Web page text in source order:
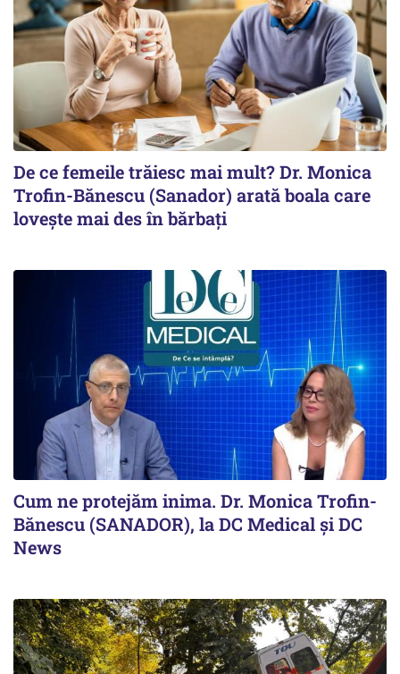
De ce femeile trăiesc mai mult? Dr. Monica
Trofin-Bănescu (Sanador) arată boala care
lovește mai des în bărbați
Cum ne protejăm inima. Dr. Monica Trofin-
Bănescu (SANADOR), la DC Medical și DC
News